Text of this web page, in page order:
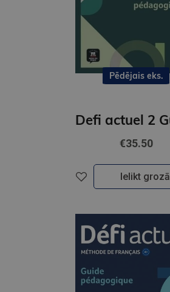
Pēdējais eks.
€35.50
Ielikt grozā